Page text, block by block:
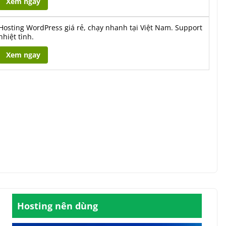
WordPress giá rẻ, chạy nhanh tại Việt Nam. Support
tình.
Xem ngay
Hosting nên dùng